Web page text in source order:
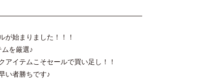
が始まりました！！！
を厳選♪
アイテムこそセールで買い足し！！
い者勝ちです♪